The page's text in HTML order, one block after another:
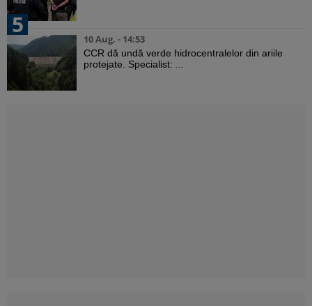
5
10 Aug. - 14:53
CCR dă undă verde hidrocentralelor din ariile
protejate. Specialist: ...